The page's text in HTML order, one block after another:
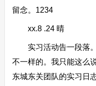
留念。1234
xx.8 .24 晴
实习活动告一段落。
不一样的。我只能这么
东城东关团队的实习日